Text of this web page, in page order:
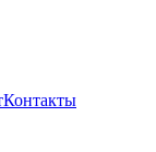
Контакты